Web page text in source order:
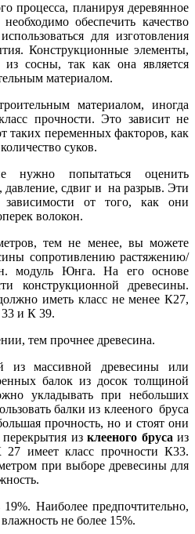
процесса, планируя деревянное
обеспечить качество
для изготовления
Конструкционные элементы,
из сосны, так как она является
материалом.
материалом, иногда
прочности. Это зависит не
таких переменных факторов, как
суков.
нужно попытаться оценить
давление, сдвиг и на разрыв. Эти
от того, как они
волокон.
тем не менее, вы можете
сопротивлению растяжению/
модуль Юнга. На его основе
конструкционной древесины.
иметь класс не менее К27,
33 и К 39.
тем прочнее древесина.
из массивной древесины или
балок из досок толщиной
укладывать при небольших
балки из клееного бруса
прочность, но и стоят они
перекрытия изклееного бруса из
27 имеет класс прочности К33.
при выборе древесины для
Наиболее предпочтительно,
не более 15%.